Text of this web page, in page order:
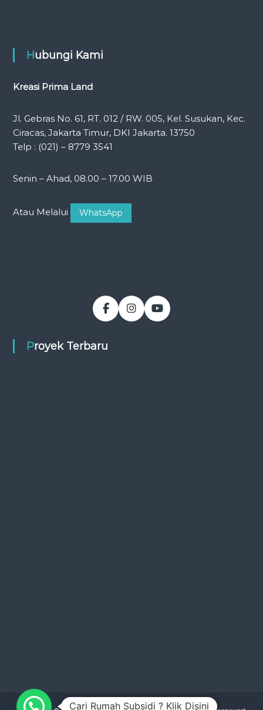
Hubungi Kami
Kreasi Prima Land
Jl. Gebras No. 61, RT. 012 / RW. 005, Kel. Susukan, Kec.
Ciracas, Jakarta Timur, DKI Jakarta. 13750
Telp : (021) – 8779 3541
Senin – Ahad, 08.00 – 17.00 WIB
Atau Melalui WhatsApp
Proyek Terbaru
Cari Rumah Subsidi ? Klik Disini